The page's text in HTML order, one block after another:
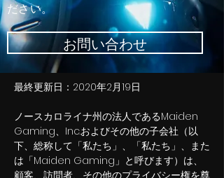
ださい。
お問い合わせ
最終更新日：2020年2月19日
ノースカロライナ州の法人であるMaiden
Gaming、Inc.およびその他の子会社（以
下、総称して「私たち」、「私たち」、また
は「Maiden Gaming」と呼びます）は、
顧客、訪問者、その他のプライバシー権を尊